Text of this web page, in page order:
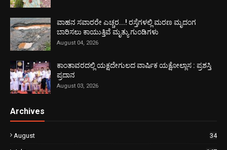
ವಾಹನ ಸವಾರರೇ ಎಚ್ಚರ...! ರಸ್ತೆಗಳಲ್ಲಿ ಮರಣ ಮೃದಂಗ
ಬಾರಿಸಲು ಕಾಯುತ್ತಿವೆ ಮೃತ್ಯು ಗುಂಡಿಗಳು
August 04, 2026
ಕಾಂತಾವರದಲ್ಲಿ ಯಕ್ಷದೇಗುಲದ ವಾರ್ಷಿಕ ಯಕ್ಷೋಲ್ಲಾಸ : ಪ್ರಶಸ್ತಿ
ಪ್ರದಾನ
August 03, 2026
Archives
August 34